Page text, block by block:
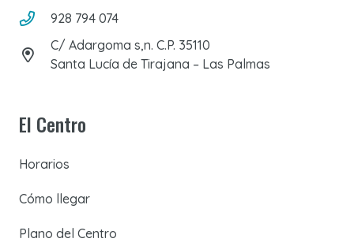
928 794 074
C/ Adargoma s,n. C.P. 35110
Santa Lucía de Tirajana – Las Palmas
El Centro
Horarios
Cómo llegar
Plano del Centro